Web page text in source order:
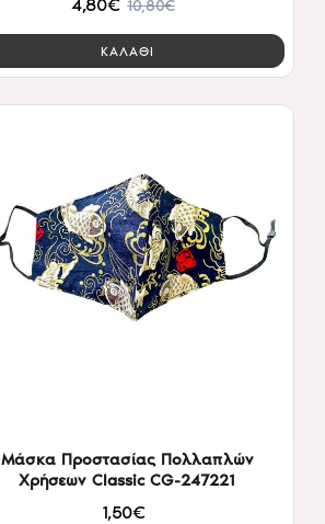
4,80€ 10,80€
ΚΑΛΑΘΙ
Μάσκα Προστασίας Πολλαπλών
Χρήσεων Classic CG-247221
1,50€